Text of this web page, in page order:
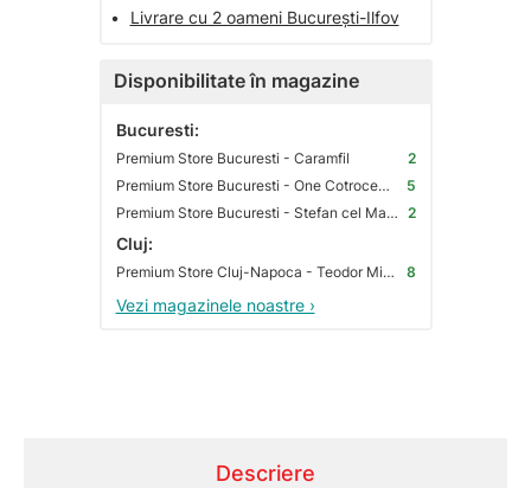
•
Livrare cu 2 oameni București-Ilfov
Disponibilitate în magazine
Bucuresti:
Premium Store Bucuresti - Caramfil
2
Premium Store Bucuresti - One Cotroceni Park
5
Premium Store Bucuresti - Stefan cel Mare 2
Cluj:
Premium Store Cluj-Napoca - Teodor Mihali 8
Vezi magazinele noastre ›
Descriere